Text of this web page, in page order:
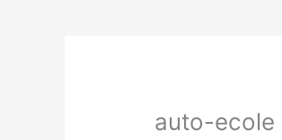
auto-ecole